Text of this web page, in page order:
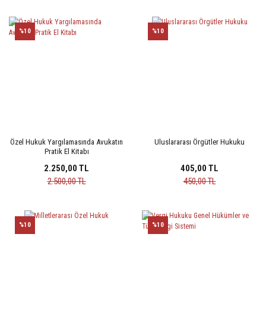
Özel Hukuk Yargılamasında Avukatın
Pratik El Kitabı
%10
2.250,00 TL
2.500,00 TL
Uluslararası Örgütler Hukuku
%10
405,00 TL
450,00 TL
%10 %10